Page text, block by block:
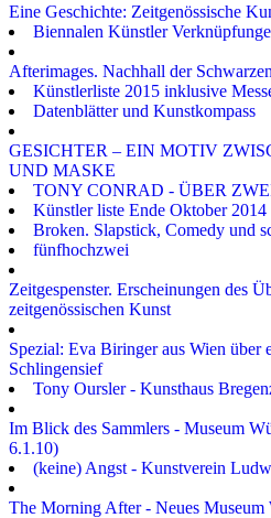
Eine Geschichte: Zeitgenössische
Biennalen Künstler
Afterimages. Nachhall der
Künstlerliste 2015 inklusive
Datenblätter und Kunstkompass
GESICHTER – EIN MOTIV
UND MASKE
TONY CONRAD - ÜBER
Künstler liste Ende Oktober 2014
Broken. Slapstick, Comedy und
fünfhochzwei
Zeitgespenster. Erscheinungen des
zeitgenössischen Kunst
Spezial: Eva Biringer aus Wien über
Schlingensief
Tony Oursler - Kunsthaus
Im Blick des Sammlers - Museum
6.1.10)
(keine) Angst - Kunstverein
The Morning After - Neues Museum